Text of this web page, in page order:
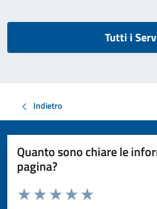
Tutti i
Indietro
Quanto sono chiare le
pagina?
Valuta da 1 a 5 stelle la pagina